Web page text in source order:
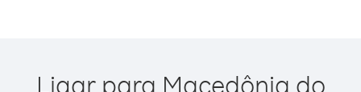
Ligar para Macedônia do